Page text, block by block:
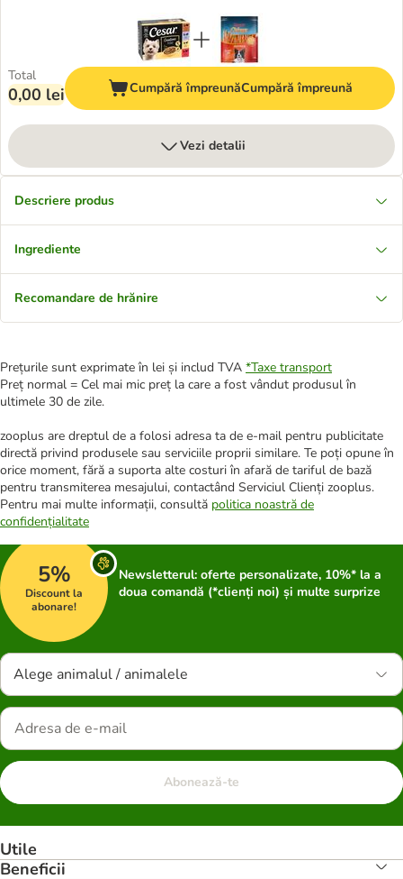
Total
0,00 lei Cumpără împreunăCumpără împreună
Vezi detalii
Descriere produs
Ingrediente
Recomandare de hrănire
Prețurile sunt exprimate în lei și includ TVA *Taxe transport
Preț normal = Cel mai mic preț la care a fost vândut produsul în
ultimele 30 de zile.
zooplus are dreptul de a folosi adresa ta de e-mail pentru publicitate
directă privind produsele sau serviciile proprii similare. Te poți opune în
orice moment, fără a suporta alte costuri în afară de tariful de bază
pentru transmiterea mesajului, contactând Serviciul Clienți zooplus.
Pentru mai multe informații, consultă politica noastră de
confidențialitate
5%
Discount la
abonare!
Newsletterul: oferte personalizate, 10%* la a
doua comandă (*clienți noi) și multe surprize
Alege animalul / animalele
Abonează-te
Utile
Beneficii